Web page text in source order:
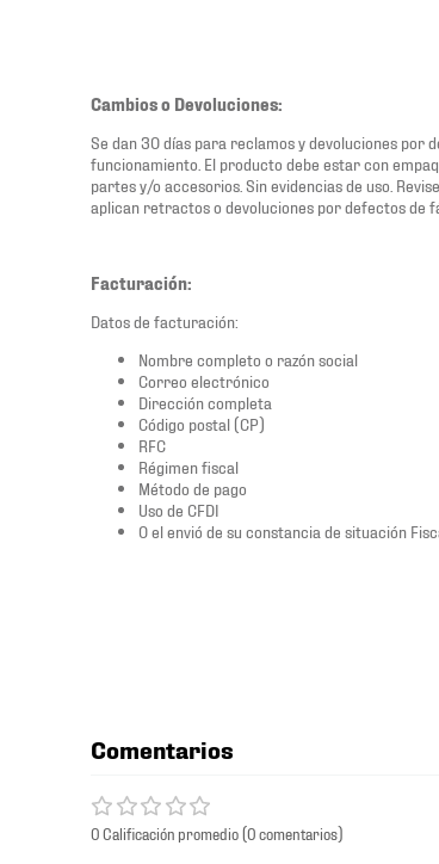
Cambios o Devoluciones:
Se dan 30 días para reclamos y devoluciones por
funcionamiento. El producto debe estar con
partes y/o accesorios. Sin evidencias de uso.
aplican retractos o devoluciones por defectos de
Facturación:
Datos de facturación:
Nombre completo o razón social
Correo electrónico
Dirección completa
Código postal (CP)
RFC
Régimen fiscal
Método de pago
Uso de CFDI
O el envió de su constancia de situación
Comentarios
0 Calificación promedio(0 comentarios)